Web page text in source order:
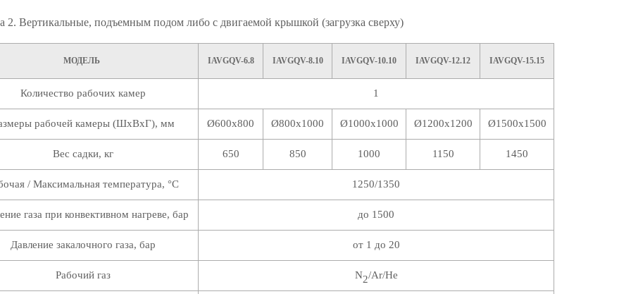
2. Вертикальные, подъемным подом либо с двигаемой крышкой (загрузка сверху)
МОДЕЛЬ IAVGQV-6.8 IAVGQV-8.10 IAVGQV-10.10 IAVGQV-12.12 IAVGQV-15.15
Количество рабочих камер 1
рабочей камеры (ШхВхГ), мм Ø600х800 Ø800х1000 Ø1000х1000 Ø1200х1200 Ø1500х1500
Вес садки, кг 650 850 1000 1150 1450
/ Максимальная температура, °C 1250/1350
газа при конвективном нагреве, бар до 1500
Давление закалочного газа, бар от 1 до 20
Рабочий газ N2/Ar/He